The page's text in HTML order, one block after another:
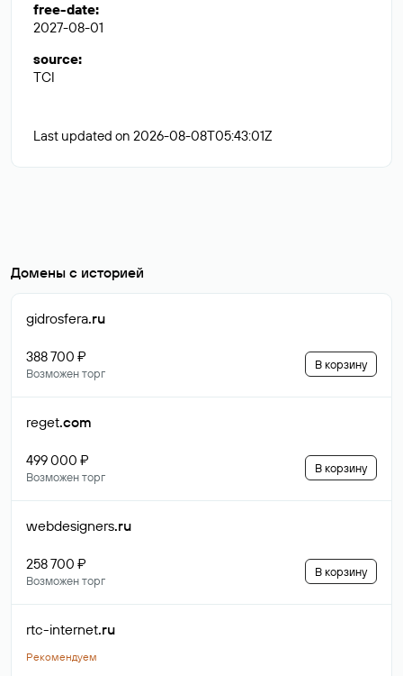
free-date:
2027-08-01
source:
TCI
Last updated on 2026-08-08T05:43:01Z
Домены с историей
gidrosfera.ru
388 700 ₽
Возможен торг
В корзину
reget.com
499 000 ₽
Возможен торг
В корзину
webdesigners.ru
258 700 ₽
Возможен торг
В корзину
rtc-internet.ru
Рекомендуем